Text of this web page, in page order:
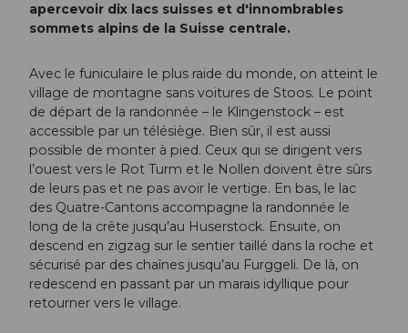
apercevoir dix lacs suisses et d'innombrables
sommets alpins de la Suisse centrale.
Avec le funiculaire le plus raide du monde, on atteint le
village de montagne sans voitures de Stoos. Le point
de départ de la randonnée – le Klingenstock – est
accessible par un télésiège. Bien sûr, il est aussi
possible de monter à pied. Ceux qui se dirigent vers
l’ouest vers le Rot Turm et le Nollen doivent être sûrs
de leurs pas et ne pas avoir le vertige. En bas, le lac
des Quatre-Cantons accompagne la randonnée le
long de la crête jusqu’au Huserstock. Ensuite, on
descend en zigzag sur le sentier taillé dans la roche et
sécurisé par des chaînes jusqu’au Furggeli. De là, on
redescend en passant par un marais idyllique pour
retourner vers le village.